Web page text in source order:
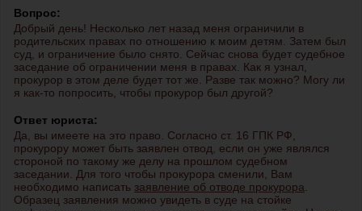
Вопрос:
Добрый день! Несколько лет назад меня ограничили в
родительских правах по отношению к моим детям. Затем был
суд, и ограничение было снято. Сейчас снова будет судебное
заседание об ограничении меня в правах. Как я узнал,
прокурор в этом деле будет тот же. Разве так можно? Могу ли
я как-то попросить, чтобы прокурор был другой?
Ответ юриста:
Да, вы имеете на это право. Согласно ст. 16 ГПК РФ,
прокурору может быть заявлен отвод, если он уже являлся
стороной по такому же делу на прошлом судебном
заседании. Для того чтобы прокурора сменили, Вам
необходимо написать заявление об отводе прокурора.
Образец заявления можно увидеть в суде на стойке